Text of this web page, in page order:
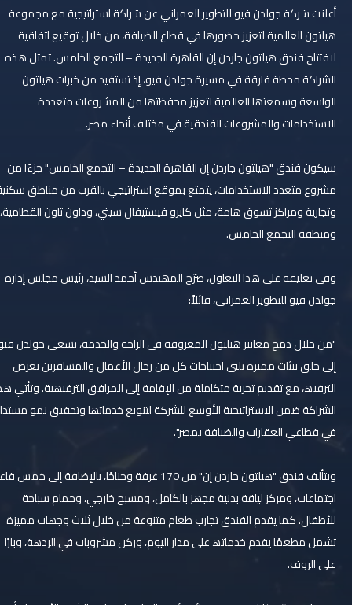
أﻋﻠﻨﺖ ﺷﺮﻛﺔ ﺟﻮﻟﺪن ﻓﯿﻮ ﻟﻠﺘﻄﻮﯾﺮ اﻟﻌﻤﺮاﻧﻲ ﻋﻦ ﺷﺮاﻛﺔ اﺳﺘﺮاﺗﯿﺠﯿﺔ ﻣﻊ ﻣﺠﻤﻮﻋﺔ
ھﯿﻠﺘﻮن اﻟﻌﺎﻟﻤﯿﺔ ﻟﺘﻌﺰﯾﺰ ﺣﻀﻮرھﺎ ﻓﻲ ﻗﻄﺎع اﻟﻀﯿﺎﻓﺔ، ﻣﻦ ﺧﻼل ﺗﻮﻗﯿﻊ اﺗﻔﺎﻗﯿﺔ
ﻻﻓﺘﺘﺎح ﻓﻨﺪق ھﯿﻠﺘﻮن ﺟﺎردن إن اﻟﻘﺎھﺮة اﻟﺠﺪﯾﺪة – اﻟﺘﺠﻤﻊ اﻟﺨﺎﻣﺲ. ﺗﻤﺜﻞ ھﺬه
اﻟﺸﺮاﻛﺔ ﻣﺤﻄﺔ ﻓﺎرﻗﺔ ﻓﻲ ﻣﺴﯿﺮة ﺟﻮﻟﺪن ﻓﯿﻮ، إذ ﺗﺴﺘﻔﯿﺪ ﻣﻦ ﺧﺒﺮات ھﯿﻠﺘﻮن
اﻟﻮاﺳﻌﺔ وﺳﻤﻌﺘﮭﺎ اﻟﻌﺎﻟﻤﯿﺔ ﻟﺘﻌﺰﯾﺰ ﻣﺤﻔﻈﺘﮭﺎ ﻣﻦ اﻟﻤﺸﺮوﻋﺎت ﻣﺘﻌﺪدة
اﻻﺳﺘﺨﺪاﻣﺎت واﻟﻤﺸﺮوﻋﺎت اﻟﻔﻨﺪﻗﯿﺔ ﻓﻲ ﻣﺨﺘﻠﻒ أﻧﺤﺎء ﻣﺼﺮ.
ﺳﯿﻜﻮن ﻓﻨﺪق "ھﯿﻠﺘﻮن ﺟﺎردن إن اﻟﻘﺎھﺮة اﻟﺠﺪﯾﺪة – اﻟﺘﺠﻤﻊ اﻟﺨﺎﻣﺲ" ﺟﺰءًا ﻣﻦ
ﻣﺸﺮوع ﻣﺘﻌﺪد اﻻﺳﺘﺨﺪاﻣﺎت، ﯾﺘﻤﺘﻊ ﺑﻤﻮﻗﻊ اﺳﺘﺮاﺗﯿﺠﻲ ﺑﺎﻟﻘﺮب ﻣﻦ ﻣﻨﺎطﻖ ﺳﻜﻨﯿﺔ
وﺗﺠﺎرﯾﺔ وﻣﺮاﻛﺰ ﺗﺴﻮق ھﺎﻣﺔ، ﻣﺜﻞ ﻛﺎﯾﺮو ﻓﯿﺴﺘﯿﻔﺎل ﺳﯿﺘﻲ، وداون ﺗﺎون اﻟﻘﻄﺎﻣﯿﺔ،
وﻣﻨﻄﻘﺔ اﻟﺘﺠﻤﻊ اﻟﺨﺎﻣﺲ.
وﻓﻲ تعليقه ﻋﻠﻰ ھﺬا اﻟﺘﻌﺎون، ﺻﺮّح اﻟﻤﮭﻨﺪس أﺣﻤﺪ اﻟﺴﯿﺪ، رﺋﯿﺲ ﻣﺠﻠﺲ إدارة
ﺟﻮﻟﺪن ﻓﯿﻮ ﻟﻠﺘﻄﻮﯾﺮ اﻟﻌﻤﺮاﻧﻲ، ﻗﺎﺋﻼً:
"ﻣﻦ ﺧﻼل دﻣﺞ ﻣﻌﺎﯾﯿﺮ ھﯿﻠﺘﻮن اﻟﻤﻌﺮوﻓﺔ ﻓﻲ اﻟﺮاﺣﺔ واﻟﺨﺪﻣﺔ، ﺗﺴﻌﻰ ﺟﻮﻟﺪن ﻓﯿﻮ
إﻟﻰ ﺧﻠﻖ ﺑﯿﺌﺎت ﻣﻤﯿﺰة ﺗﻠﺒﻲ اﺣﺘﯿﺎﺟﺎت ﻛﻞ ﻣﻦ رﺟﺎل اﻷﻋﻤﺎل واﻟﻤﺴﺎﻓﺮﯾﻦ ﺑﻐﺮض
اﻟﺘﺮﻓﯿﮫ، ﻣﻊ ﺗﻘﺪﯾﻢ ﺗﺠﺮﺑﺔ ﻣﺘﻜﺎﻣﻠﺔ ﻣﻦ اﻹﻗﺎﻣﺔ إﻟﻰ اﻟﻤﺮاﻓﻖ اﻟﺘﺮﻓﯿﮭﯿﺔ. وﺗﺄﺗﻲ ھﺬه
اﻟﺸﺮاﻛﺔ ﺿﻤﻦ اﻻﺳﺘﺮاﺗﯿﺠﯿﺔ اﻷوﺳﻊ ﻟﻠﺸﺮﻛﺔ ﻟﺘﻨﻮﯾﻊ ﺧﺪﻣﺎﺗﮭﺎ وﺗﺤﻘﯿﻖ ﻧﻤﻮ ﻣﺴﺘﺪام
ﻓﻲ ﻗﻄﺎﻋﻲ اﻟﻌﻘﺎرات واﻟﻀﯿﺎﻓﺔ ﺑﻤﺼﺮ".
وﯾﺘﺄﻟﻒ ﻓﻨﺪق "ھﯿﻠﺘﻮن ﺟﺎردن إن" ﻣﻦ 170 ﻏﺮﻓﺔ وﺟﻨﺎﺣًﺎ، ﺑﺎﻹﺿﺎﻓﺔ إﻟﻰ ﺧﻤﺲ ﻗﺎﻋﺎت
اﺟﺘﻤﺎﻋﺎت، وﻣﺮﻛﺰ ﻟﯿﺎﻗﺔ ﺑﺪﻧﯿﺔ ﻣﺠﮭﺰ ﺑﺎﻟﻜﺎﻣﻞ، وﻣﺴﺒﺢ ﺧﺎرﺟﻲ، وﺣﻤﺎم ﺳﺒﺎﺣﺔ
ﻟﻸطﻔﺎل. ﻛﻤﺎ ﯾﻘﺪم اﻟﻔﻨﺪق ﺗﺠﺎرب طﻌﺎم ﻣﺘﻨﻮﻋﺔ ﻣﻦ ﺧﻼل ﺛﻼث وﺟﮭﺎت ﻣﻤﯿﺰة
ﺗﺸﻤﻞ ﻣﻄﻌﻤًﺎ ﯾﻘﺪم ﺧﺪﻣﺎﺗﮫ ﻋﻠﻰ ﻣﺪار اﻟﯿﻮم، ورﻛﻦ ﻣﺸﺮوﺑﺎت ﻓﻲ اﻟﺮدھﺔ، وﺑﺎرًا
ﻋﻠﻰ اﻟﺮوف.